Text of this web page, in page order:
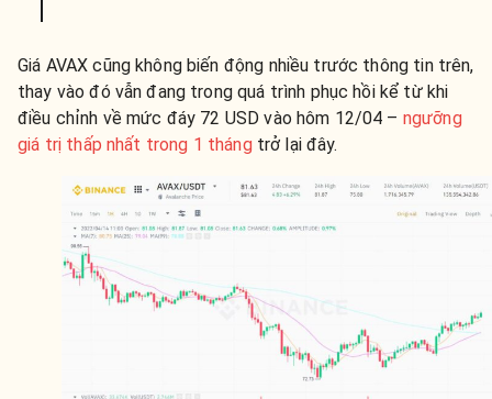
Giá AVAX cũng không biến động nhiều trước thông tin trên,
thay vào đó vẫn đang trong quá trình phục hồi kể từ khi
điều chỉnh về mức đáy 72 USD vào hôm 12/04 – ngưỡng
giá trị thấp nhất trong 1 thángtrở lại đây.